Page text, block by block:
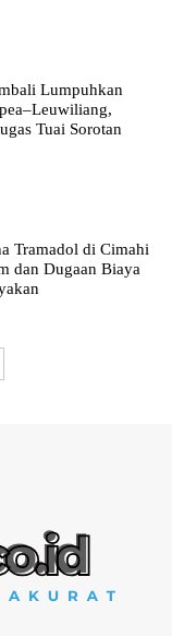
Lumpuhkan
Tuai Sorotan
Tramadol di Cimahi
dan Dugaan Biaya